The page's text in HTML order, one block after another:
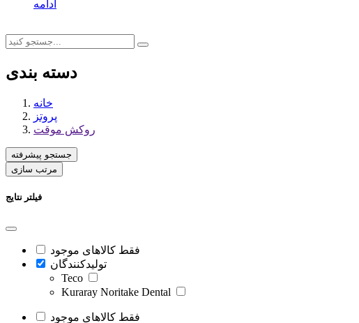
ادامه
دسته بندی
خانه
پروتز
روکش موقت
جستجو پیشرفته
مرتب سازی
فیلتر نتایج
فقط کالاهای موجود
تولیدکنندگان
Teco
Kuraray Noritake Dental
فقط کالاهای موجود